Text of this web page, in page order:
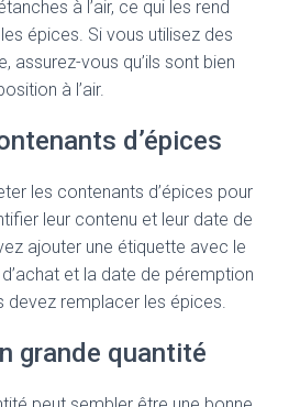
à l’air, ce qui les rend
épices. Si vous utilisez des
assurez-vous qu’ils sont bien
à l’air.
d’épices
les contenants d’épices pour
leur contenu et leur date de
ajouter une étiquette avec le
et la date de péremption
devez remplacer les épices.
grande quantité